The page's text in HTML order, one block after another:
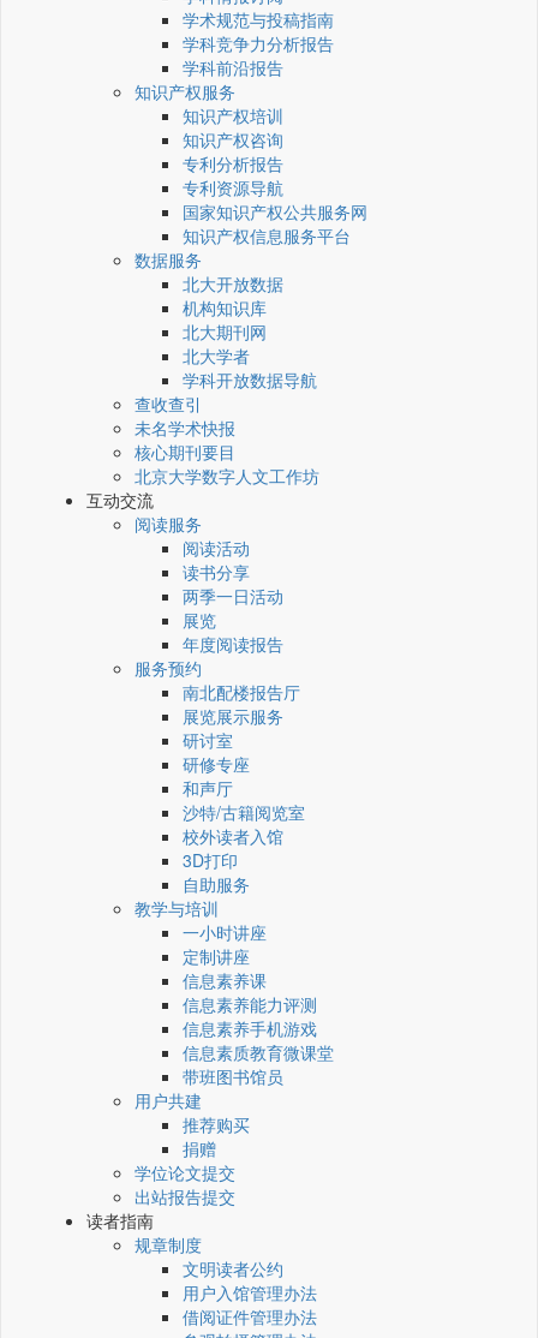
学术规范与投稿指南
学科竞争力分析报告
学科前沿报告
知识产权服务
知识产权培训
知识产权咨询
专利分析报告
专利资源导航
国家知识产权公共服务网
知识产权信息服务平台
数据服务
北大开放数据
机构知识库
北大期刊网
北大学者
学科开放数据导航
查收查引
未名学术快报
核心期刊要目
北京大学数字人文工作坊
互动交流
阅读服务
阅读活动
读书分享
两季一日活动
展览
年度阅读报告
服务预约
南北配楼报告厅
展览展示服务
研讨室
研修专座
和声厅
沙特/古籍阅览室
校外读者入馆
3D打印
自助服务
教学与培训
一小时讲座
定制讲座
信息素养课
信息素养能力评测
信息素养手机游戏
信息素质教育微课堂
带班图书馆员
用户共建
推荐购买
捐赠
学位论文提交
出站报告提交
读者指南
规章制度
文明读者公约
用户入馆管理办法
借阅证件管理办法